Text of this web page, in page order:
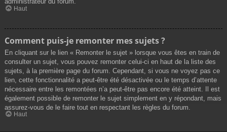
Haut
Comment puis-je remonter mes sujets ?
En cliquant sur le lien « Remonter le sujet » lorsque vous êtes en train de
consulter un sujet, vous pouvez remonter celui-ci en haut de la liste des
sujets, à la première page du forum. Cependant, si vous ne voyez pas ce
lien, cette fonctionnalité a peut-être été désactivée ou le temps d’attente
nécessaire entre les remontées n’a peut-être pas encore été atteint. Il est
également possible de remonter le sujet simplement en y répondant, mais
assurez-vous de le faire tout en respectant les règles du forum.
Haut